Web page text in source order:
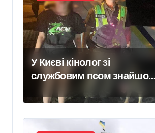
У Києві кінолог зі
службовим псом знайшов